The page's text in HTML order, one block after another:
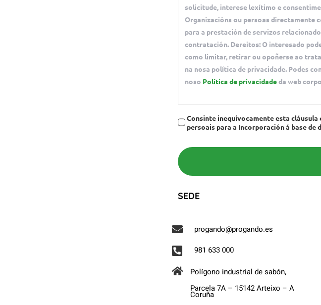
solicitude, interese lexítimo e
Organizacións ou persoas directamente
para a prestación de servizos
contratación. Dereitos: O interesado
como limitar, retirar ou opoñerse ao
na nosa política de privacidade. Podes
noso Política de privacidadeda web
Consinte inequívocamente esta
persoais para a Incorporación á base de
SEDE
progando@progando.es
981 633 000
Polígono industrial de sabón,
Parcela 7A – 15142 Arteixo – A
Coruña